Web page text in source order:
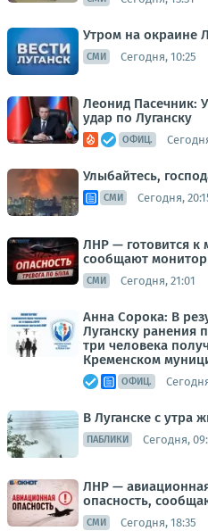
Утром на окраине
СМИ Сегодня, 10:25
Леонид Пасечник:
удар по Луганску
ОФИЦ.
Улыбайтесь,
СМИ Сегодня,
ЛНР — готовится к
сообщают
СМИ Сегодня, 21:01
Анна Сорока: В
Луганску ранения
три человека
Кременском
ОФИЦ.
В Луганске с утра
ПАБЛИКИ Сегодня,
ЛНР —
опасность,
СМИ Сегодня, 18:35